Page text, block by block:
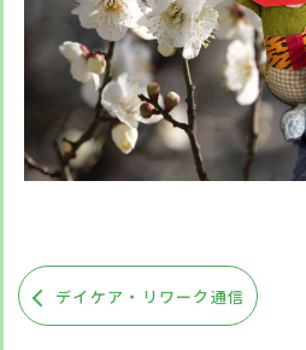
デイケア・リワーク通信